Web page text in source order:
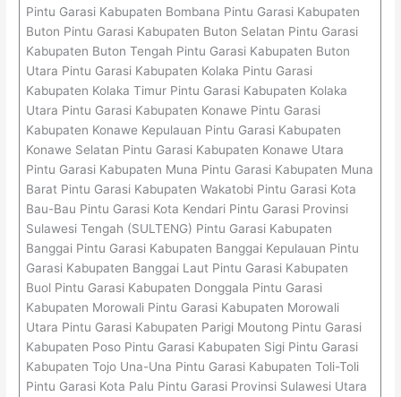
Pintu Garasi Kabupaten Bombana Pintu Garasi Kabupaten
Buton Pintu Garasi Kabupaten Buton Selatan Pintu Garasi
Kabupaten Buton Tengah Pintu Garasi Kabupaten Buton
Utara Pintu Garasi Kabupaten Kolaka Pintu Garasi
Kabupaten Kolaka Timur Pintu Garasi Kabupaten Kolaka
Utara Pintu Garasi Kabupaten Konawe Pintu Garasi
Kabupaten Konawe Kepulauan Pintu Garasi Kabupaten
Konawe Selatan Pintu Garasi Kabupaten Konawe Utara
Pintu Garasi Kabupaten Muna Pintu Garasi Kabupaten Muna
Barat Pintu Garasi Kabupaten Wakatobi Pintu Garasi Kota
Bau-Bau Pintu Garasi Kota Kendari Pintu Garasi Provinsi
Sulawesi Tengah (SULTENG) Pintu Garasi Kabupaten
Banggai Pintu Garasi Kabupaten Banggai Kepulauan Pintu
Garasi Kabupaten Banggai Laut Pintu Garasi Kabupaten
Buol Pintu Garasi Kabupaten Donggala Pintu Garasi
Kabupaten Morowali Pintu Garasi Kabupaten Morowali
Utara Pintu Garasi Kabupaten Parigi Moutong Pintu Garasi
Kabupaten Poso Pintu Garasi Kabupaten Sigi Pintu Garasi
Kabupaten Tojo Una-Una Pintu Garasi Kabupaten Toli-Toli
Pintu Garasi Kota Palu Pintu Garasi Provinsi Sulawesi Utara